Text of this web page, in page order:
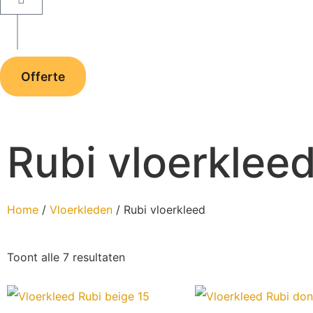
Offerte
Rubi
Home / Vloerkleden / Rubi vloerkleed
Toont alle 7 resultaten